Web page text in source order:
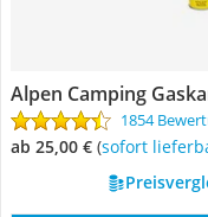
Alpen Camping
1854
ab 25,00 € ( Sofort